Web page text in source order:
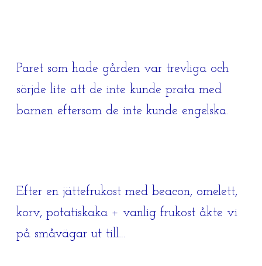
Paret som hade gården var trevliga och
sörjde lite att de inte kunde prata med
barnen eftersom de inte kunde engelska.
Efter en jättefrukost med beacon, omelett,
korv, potatiskaka + vanlig frukost åkte vi
på småvägar ut till…